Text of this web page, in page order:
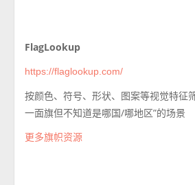
FlagLookup
https://flaglookup.com/
按颜色、符号、形状、图案等视觉特征
一面旗但不知道是哪国/哪地区”的场景
更多旗帜资源